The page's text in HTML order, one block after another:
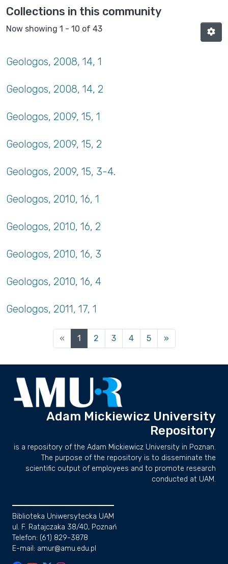
Collections in this community
Now showing 1 - 10 of 43
Geologos, 2008, 14, 1
Geologos, 2008, 14, 2
Geologos, 2009, 15, 1
Geologos, 2009, 15, 2
Geologos, 2009, 15, 3-4.
Geologos, 2010, 16, 1
Geologos, 2010, 16, 2
Geologos, 2010, 16, 3
Geologos, 2010, 16, 4
Geologos, 2011, 17, 1
« 1(current)
2 3 4 5 »
Adam Mickiewicz University
Repository
is a repository of the Adam Mickiewicz University in Poznan.
The purpose of the repository is to disseminate the
scientific output of employees and to promote research
conducted at UAM.
Biblioteka Uniwersytecka UAM
ul. F. Ratajczaka 38/40, Poznań
Telefon: (61) 829-3878
E-mail: amur@amu.edu.pl